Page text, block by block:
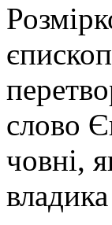
слово
човні,